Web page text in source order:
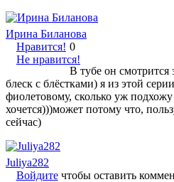
Ирина Биланова
Нравится!
Не нравится!
0
В тубе он
блеск с блёстками) я из этой
фиолетовому, сколько уж
хочется)))может потому что,
сейчас)
Juliya282
Войдитечтобы оставить